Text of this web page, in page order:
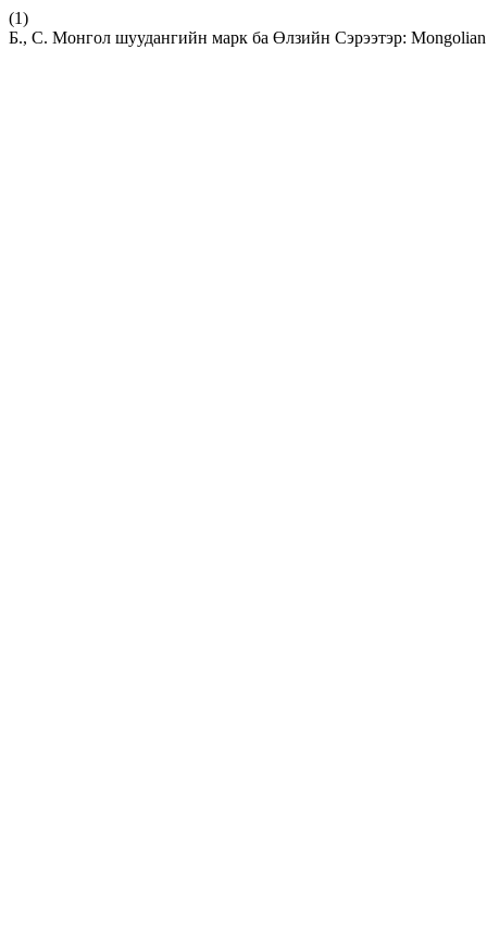
(1)
Б., С. Монгол шуудангийн марк ба Өлзийн Сэрээтэр: Mongolian